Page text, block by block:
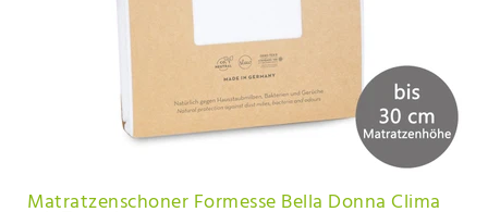
Matratzenschoner Formesse Bella Donna Clima